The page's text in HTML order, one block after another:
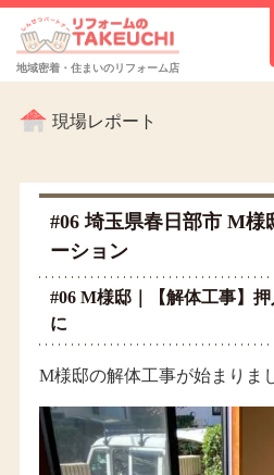
地域密着・住まいのリフォーム店
現場レポート
#06 埼玉県春日部市 M様
ーション
#06 M様邸｜【解体工事】
に
M様邸の解体工事が始まりま